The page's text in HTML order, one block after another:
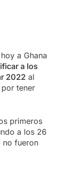
a Ghana
a los
2022 al
tener
primeros
a los 26
no fueron